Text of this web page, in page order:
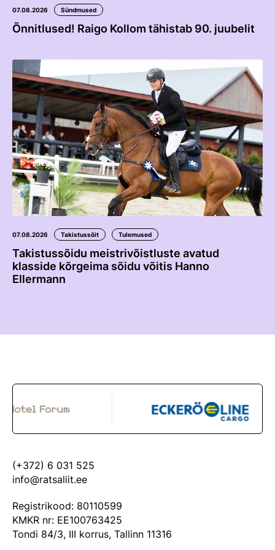
07.08.2026 Sündmused
Õnnitlused! Raigo Kollom tähistab 90. juubelit
07.08.2026 Takistussõit Tulemused
Takistussõidu meistrivõistluste avatud
klasside kõrgeima sõidu võitis Hanno
Ellermann
(+372) 6 031 525
info@ratsaliit.ee
Registrikood: 80110599
KMKR nr: EE100763425
Tondi 84/3, III korrus, Tallinn 11316